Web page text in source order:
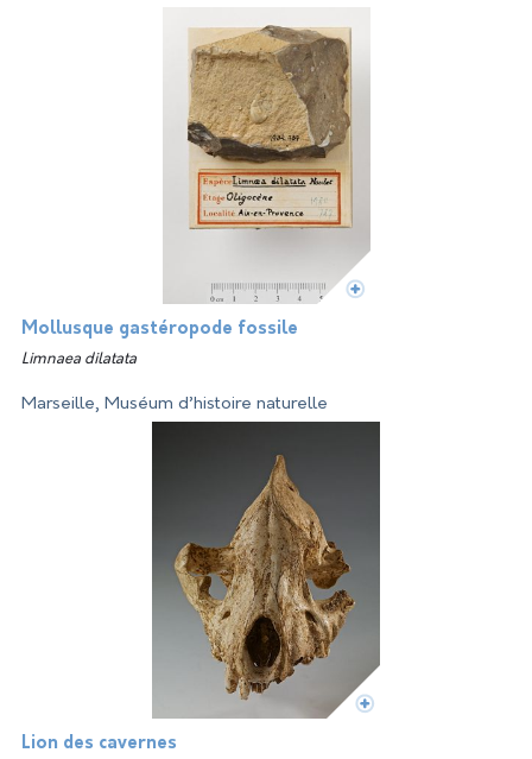
Mollusque gastéropode fossile
Limnaea dilatata
Marseille, Muséum d’histoire naturelle
Lion des cavernes